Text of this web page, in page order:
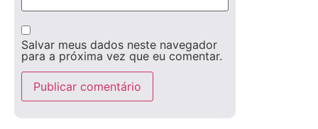
Salvar meus dados neste navegador
para a próxima vez que eu comentar.